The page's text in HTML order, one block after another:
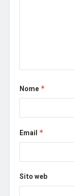
Nome *
Email *
Sito web